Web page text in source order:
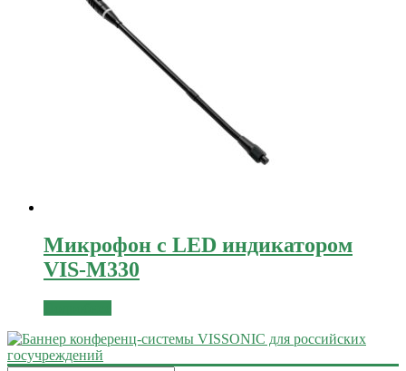
Микрофон с LED индикатором
VIS-M330